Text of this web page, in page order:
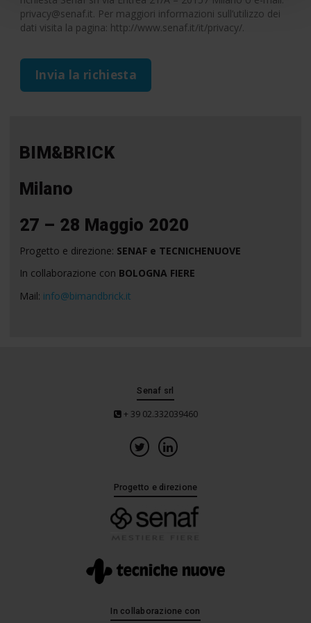
privacy@senaf.it. Per maggiori informazioni sull’utilizzo dei
dati visita la pagina: http://www.senaf.it/it/privacy/.
Invia la richiesta
BIM&BRICK
Milano
27 – 28 Maggio 2020
Progetto e direzione: SENAF e TECNICHENUOVE
In collaborazione con BOLOGNA FIERE
Mail: info@bimandbrick.it
Senaf srl
+ 39 02.332039460
Progetto e direzione
In collaborazione con